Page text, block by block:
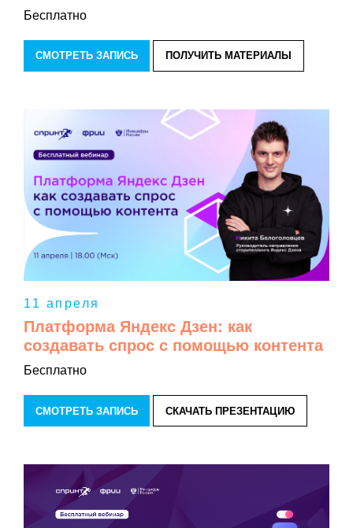
Бесплатно
СМОТРЕТЬ ЗАПИСЬ ПОЛУЧИТЬ МАТЕРИАЛЫ
11 апреля
Платформа Яндекс Дзен: как
создавать спрос с помощью контента
Бесплатно
СМОТРЕТЬ ЗАПИСЬ СКАЧАТЬ ПРЕЗЕНТАЦИЮ